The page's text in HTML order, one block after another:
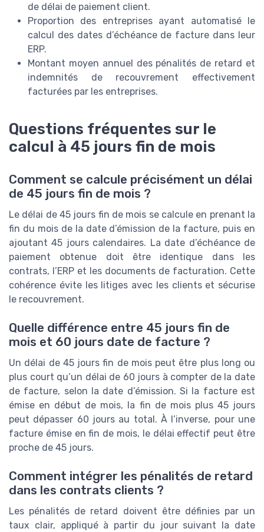
de délai de paiement client.
Proportion des entreprises ayant automatisé le
calcul des dates d’échéance de facture dans leur
ERP.
Montant moyen annuel des pénalités de retard et
indemnités de recouvrement effectivement
facturées par les entreprises.
Questions fréquentes sur le
calcul à 45 jours fin de mois
Comment se calcule précisément un délai
de 45 jours fin de mois ?
Le délai de 45 jours fin de mois se calcule en prenant la
fin du mois de la date d’émission de la facture, puis en
ajoutant 45 jours calendaires. La date d’échéance de
paiement obtenue doit être identique dans les
contrats, l’ERP et les documents de facturation. Cette
cohérence évite les litiges avec les clients et sécurise
le recouvrement.
Quelle différence entre 45 jours fin de
mois et 60 jours date de facture ?
Un délai de 45 jours fin de mois peut être plus long ou
plus court qu’un délai de 60 jours à compter de la date
de facture, selon la date d’émission. Si la facture est
émise en début de mois, la fin de mois plus 45 jours
peut dépasser 60 jours au total. À l’inverse, pour une
facture émise en fin de mois, le délai effectif peut être
proche de 45 jours.
Comment intégrer les pénalités de retard
dans les contrats clients ?
Les pénalités de retard doivent être définies par un
taux clair, appliqué à partir du jour suivant la date